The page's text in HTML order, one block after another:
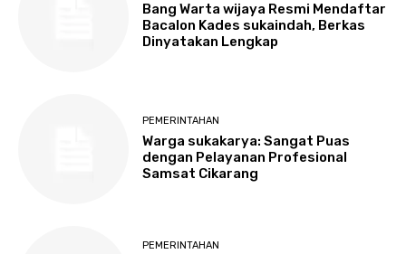
Bang Warta wijaya Resmi Mendaftar
Bacalon Kades sukaindah, Berkas
Dinyatakan Lengkap
PEMERINTAHAN
Warga sukakarya: Sangat Puas
dengan Pelayanan Profesional
Samsat Cikarang
PEMERINTAHAN